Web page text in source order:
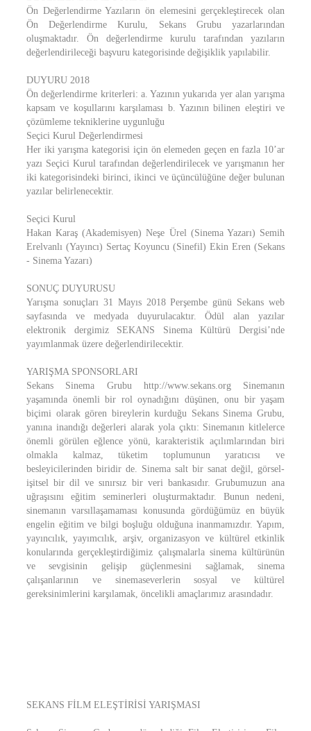
Ön Değerlendirme Yazıların ön elemesini gerçekleştirecek olan
Ön Değerlendirme Kurulu, Sekans Grubu yazarlarından
oluşmaktadır. Ön değerlendirme kurulu tarafından yazıların
değerlendirileceği başvuru kategorisinde değişiklik yapılabilir.
DUYURU 2018
Ön değerlendirme kriterleri: a. Yazının yukarıda yer alan yarışma
kapsam ve koşullarını karşılaması b. Yazının bilinen eleştiri ve
çözümleme tekniklerine uygunluğu
Seçici Kurul Değerlendirmesi
Her iki yarışma kategorisi için ön elemeden geçen en fazla 10’ar
yazı Seçici Kurul tarafından değerlendirilecek ve yarışmanın her
iki kategorisindeki birinci, ikinci ve üçüncülüğüne değer bulunan
yazılar belirlenecektir.
Seçici Kurul
Hakan Karaş (Akademisyen) Neşe Ürel (Sinema Yazarı) Semih
Erelvanlı (Yayıncı) Sertaç Koyuncu (Sinefil) Ekin Eren (Sekans
- Sinema Yazarı)
SONUÇ DUYURUSU
Yarışma sonuçları 31 Mayıs 2018 Perşembe günü Sekans web
sayfasında ve medyada duyurulacaktır. Ödül alan yazılar
elektronik dergimiz SEKANS Sinema Kültürü Dergisi’nde
yayımlanmak üzere değerlendirilecektir.
YARIŞMA SPONSORLARI
Sekans Sinema Grubu http://www.sekans.org Sinemanın
yaşamında önemli bir rol oynadığını düşünen, onu bir yaşam
biçimi olarak gören bireylerin kurduğu Sekans Sinema Grubu,
yanına inandığı değerleri alarak yola çıktı: Sinemanın kitlelerce
önemli görülen eğlence yönü, karakteristik açılımlarından biri
olmakla kalmaz, tüketim toplumunun yaratıcısı ve
besleyicilerinden biridir de. Sinema salt bir sanat değil, görsel-
işitsel bir dil ve sınırsız bir veri bankasıdır. Grubumuzun ana
uğraşısını eğitim seminerleri oluşturmaktadır. Bunun nedeni,
sinemanın varsıllaşamaması konusunda gördüğümüz en büyük
engelin eğitim ve bilgi boşluğu olduğuna inanmamızdır. Yapım,
yayıncılık, yayımcılık, arşiv, organizasyon ve kültürel etkinlik
konularında gerçekleştirdiğimiz çalışmalarla sinema kültürünün
ve sevgisinin gelişip güçlenmesini sağlamak, sinema
çalışanlarının ve sinemaseverlerin sosyal ve kültürel
gereksinimlerini karşılamak, öncelikli amaçlarımız arasındadır.
SEKANS FİLM ELEŞTİRİSİ YARIŞMASI